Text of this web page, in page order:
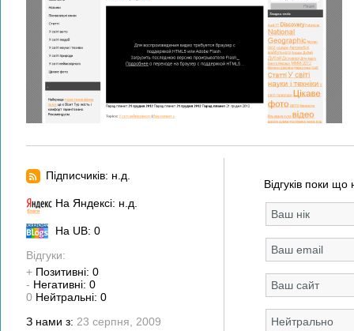
Підписчиків: н.д.
На Яндексі: н.д.
На UB: 0
Відгуки:
+ Позитивні: 0
- Негативні: 0
0 Нейтральні: 0
З нами з: 23 серпня, 2009
Відгуків поки